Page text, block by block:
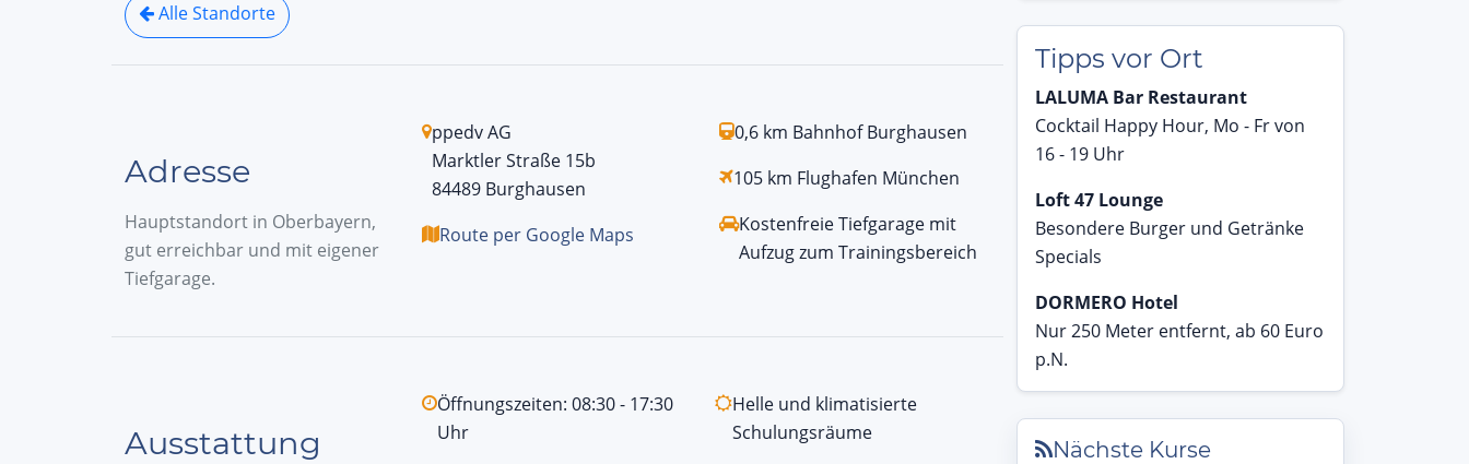
Alle Standorte
Adresse
Hauptstandort in Oberbayern,
gut erreichbar und mit eigener
Tiefgarage.
ppedv AG
Marktler Straße 15b
84489 Burghausen
Route per Google Maps
0,6 km Bahnhof Burghausen
105 km Flughafen München
Kostenfreie Tiefgarage mit
Aufzug zum Trainingsbereich
Ausstattung
Öffnungszeiten: 08:30 - 17:30
Uhr
Helle und klimatisierte
Schulungsräume
Tipps vor Ort
LALUMA Bar Restaurant
Cocktail Happy Hour, Mo - Fr von
16 - 19 Uhr
Loft 47 Lounge
Besondere Burger und Getränke
Specials
DORMERO Hotel
Nur 250 Meter entfernt, ab 60 Euro
p.N.
Nächste Kurse